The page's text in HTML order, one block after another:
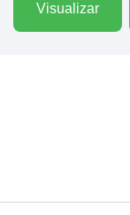
Visualizar